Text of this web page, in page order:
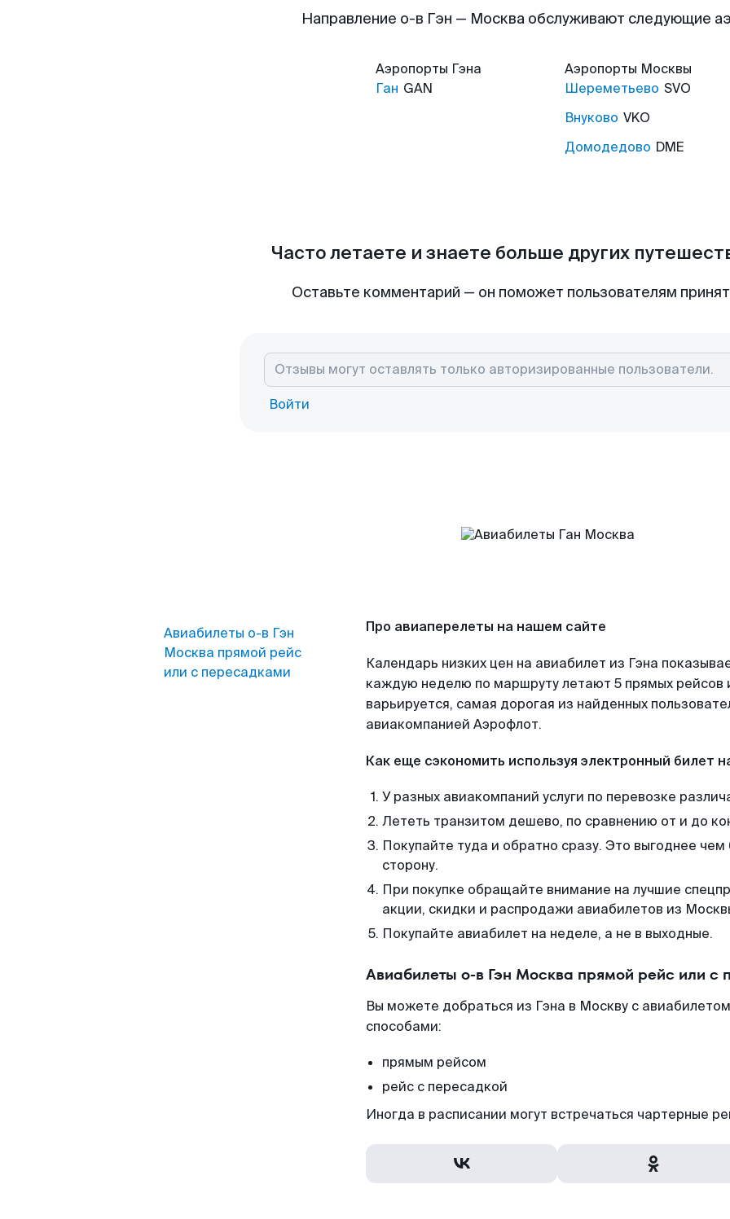
Направление о-в Гэн — Москва обслуживают следующие
Аэропорты Гэна
Ган GAN
Аэропорты Москвы
Шереметьево SVO
Внуково VKO
Домодедово DME
Часто летаете и знаете больше других
Оставьте комментарий — он поможет пользователям
Войти
Авиабилеты о-в Гэн
Москва прямой рейс
или с пересадками
Про авиаперелеты на нашем сайте
Календарь низких цен на авиабилет из Гэна
каждую неделю по маршруту летают 5 прямых рейсов
варьируется, самая дорогая из найденных
авиакомпанией Аэрофлот.
Как еще сэкономить используя электронный билет
У разных авиакомпаний услуги по перевозке
Лететь транзитом дешево, по сравнению от и до
Покупайте туда и обратно сразу. Это выгоднее
сторону.
При покупке обращайте внимание на лучшие
акции, скидки и распродажи авиабилетов из
Покупайте авиабилет на неделе, а не в выходные.
Авиабилеты о-в Гэн Москва прямой рейс или с
Вы можете добраться из Гэна в Москву с
способами:
прямым рейсом
рейс с пересадкой
Иногда в расписании могут встречаться чартерные